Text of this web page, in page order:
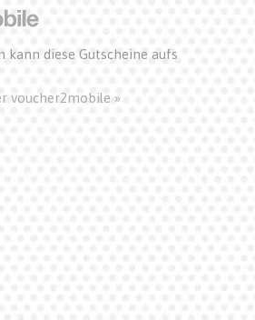
kann diese Gutscheine aufs
voucher2mobile »